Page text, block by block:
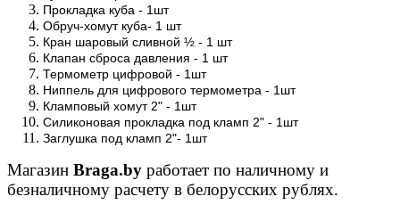
Прокладка куба - 1шт
Обруч-хомут куба- 1 шт
Кран шаровый сливной ½ - 1 шт
Клапан сброса давления - 1 шт
Термометр цифровой - 1шт
Ниппель для цифрового термометра - 1шт
Кламповый хомут 2" - 1шт
Силиконовая прокладка под кламп 2" - 1шт
Заглушка под кламп 2"- 1шт
Магазин Braga.by работает по наличному и
безналичному расчету в белорусских рублях.